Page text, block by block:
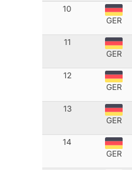
10
GER
11
GER
12
GER
13
GER
14
GER